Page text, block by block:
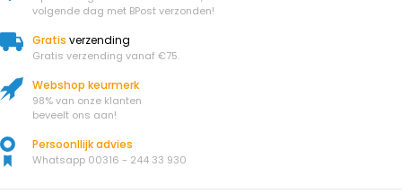
volgende dag met BPost verzonden!
Gratis verzending
Gratis verzending vanaf €75.
Webshop keurmerk
98% van onze klanten
beveelt ons aan!
Persoonllijk advies
Whatsapp 00316 - 244 33 930